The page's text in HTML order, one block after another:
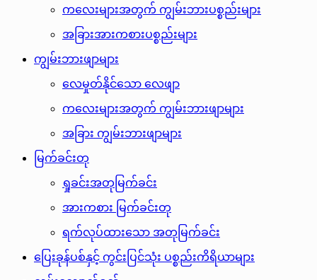
ကလေးများအတွက် ကျွမ်းဘားပစ္စည်းများ
အခြားအားကစားပစ္စည်းများ
ကျွမ်းဘားဖျာများ
လေမှုတ်နိုင်သော လေဖျာ
ကလေးများအတွက် ကျွမ်းဘားဖျာများ
အခြား ကျွမ်းဘားဖျာများ
မြက်ခင်းတု
ရှုခင်းအတုမြက်ခင်း
အားကစား မြက်ခင်းတု
ရက်လုပ်ထားသော အတုမြက်ခင်း
ပြေးခုန်ပစ်နှင့် ကွင်းပြင်သုံး ပစ္စည်းကိရိယာများ